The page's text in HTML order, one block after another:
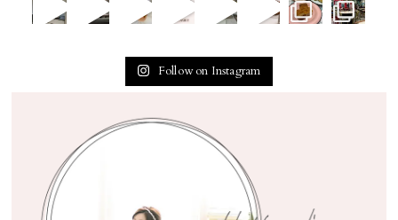
Follow on Instagram